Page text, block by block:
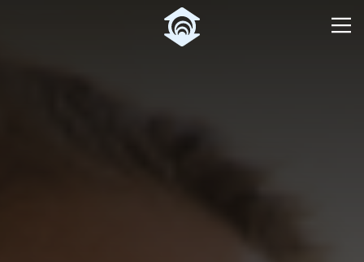
Pular para o Conteúdo principal